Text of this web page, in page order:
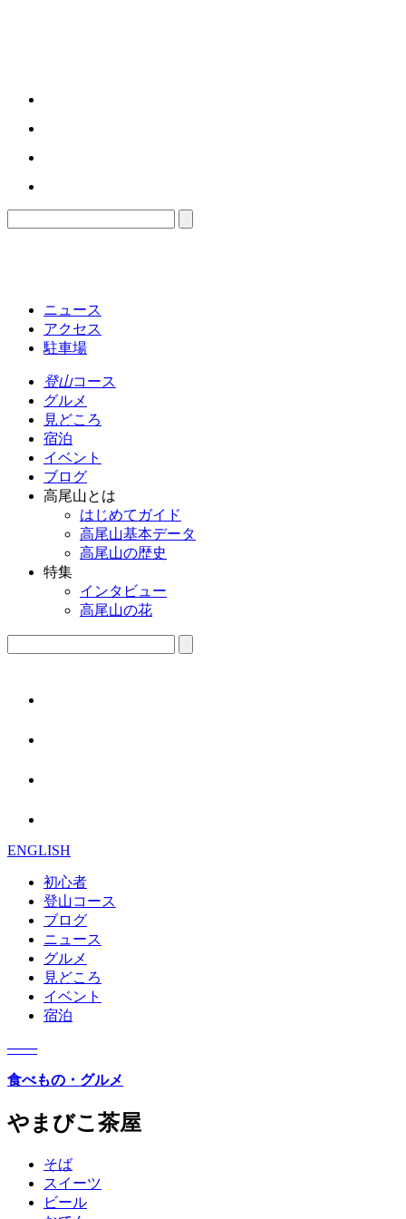
ニュース
アクセス
駐車場
登山コース
グルメ
見どころ
宿泊
イベント
ブログ
高尾山とは
はじめてガイド
高尾山基本データ
高尾山の歴史
特集
インタビュー
高尾山の花
ENGLISH
初心者
登山コース
ブログ
ニュース
グルメ
見どころ
イベント
宿泊
───
食べもの・グルメ
やまびこ茶屋
そば
スイーツ
ビール